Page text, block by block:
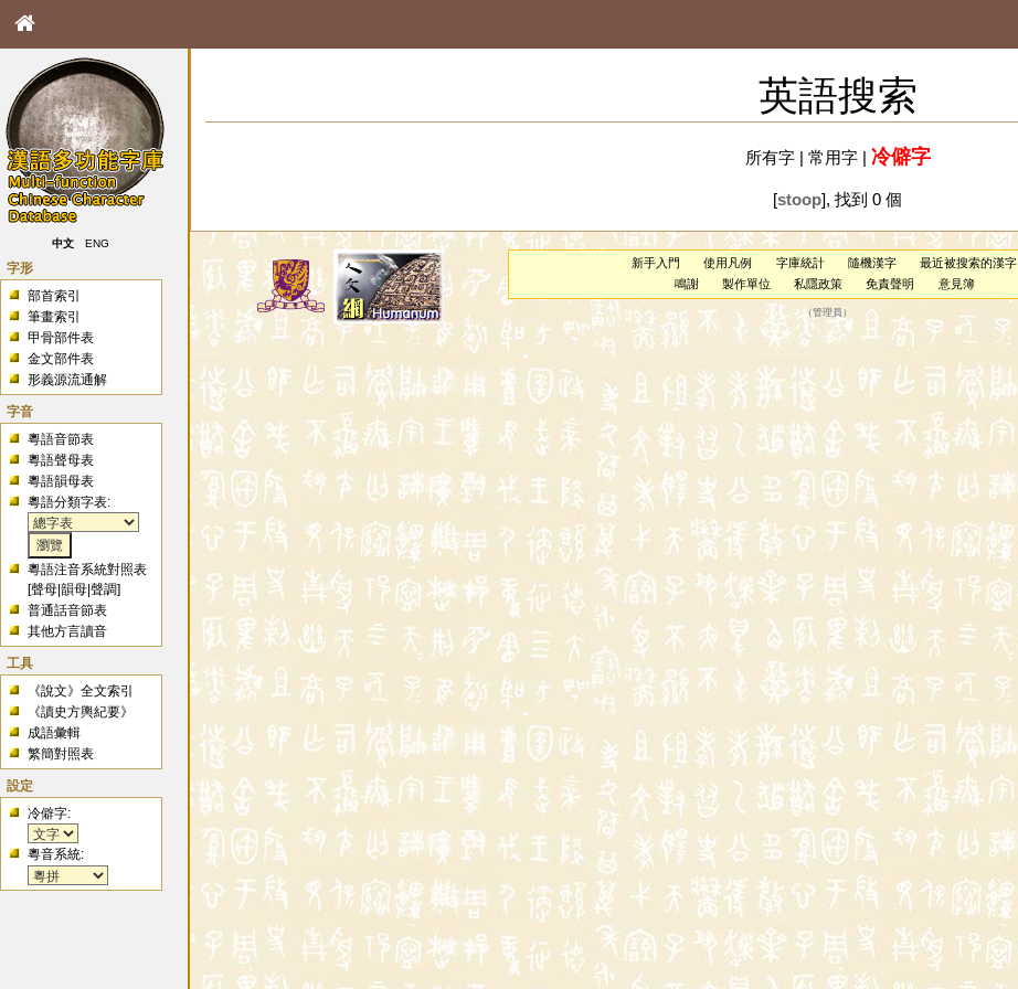
中文 ENG
字形
部首索引
筆畫索引
甲骨部件表
金文部件表
形義源流通解
字音
粵語音節表
粵語聲母表
粵語韻母表
粵語分類字表:
粵語注音系統對照表
[聲母 |韻母 |聲調]
普通話音節表
其他方言讀音
工具
《說文》全文索引
《讀史方輿紀要》
成語彙輯
繁簡對照表
設定
冷僻字:
粵音系統:
英語搜索
所有字| 常用字| 冷僻字
[stoop], 找到 0 個
新手入門 使用凡例 字庫統計 隨機漢字
最近被搜索的漢字
鳴謝
製作單位 私隱政策 免責聲明 意見簿
（管理員 ）